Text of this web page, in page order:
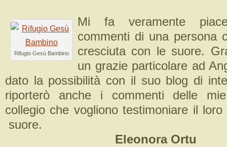
Rifugio Gesù Bambino
Mi fa veramente
commenti di una persona
cresciuta con le suore.
un grazie particolare ad
dato la possibilità con il suo blog di
riporterò anche i commenti delle
collegio che vogliono testimoniare il
suore.
Eleonora Ortu